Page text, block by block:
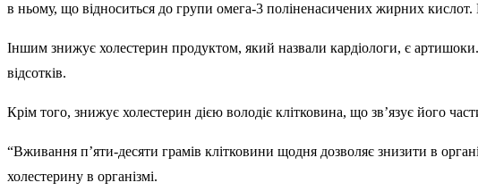
в ньому, що відноситься до групи омега-3 поліненасичених жирних
Іншим знижує холестерин продуктом, який назвали кардіологи, є
відсотків.
Крім того, знижує холестерин дією володіє клітковина, що зв’язує його
“Вживання п’яти-десяти грамів клітковини щодня дозволяє знизити в
холестерину в організмі.